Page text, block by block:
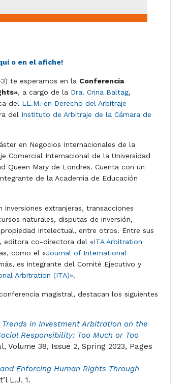
o en el afiche!
te esperamos en la Conferencia
, a cargo de la Dra. Crina Baltag,
del LL.M. en Derecho del Arbitraje
del Instituto de Arbitraje de la Cámara de
en Negocios Internacionales de la
Comercial Internacional de la Universidad
Queen Mary de Londres. Cuenta con un
de la Academia de Educación
extranjeras, transacciones
naturales, disputas de inversión,
intelectual, entre otros. Entre sus
editora co-directora del «ITA Arbitration
como el «Journal of International
es integrante del Comité Ejecutivo y
Arbitration (ITA)».
magistral, destacan los siguientes
Trends in Investment Arbitration on the
Responsibility: Too Much or Too
Volume 38, Issue 2, Spring 2023, Pages
Enforcing Human Rights Through
L.J. 1.